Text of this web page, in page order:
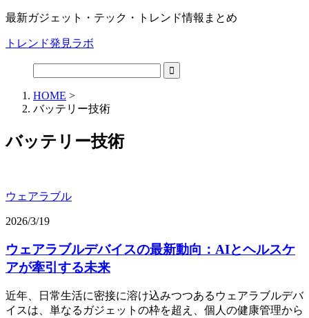
最新ガジェット・テック・トレンド情報まとめ
トレンド発見ラボ
HOME >
バッテリー技術
バッテリー技術
ウェアラブル
2026/3/19
ウェアラブルデバイスの最新動向：AIとヘルスケ
アが牽引する未来
近年、日常生活に密接に溶け込みつつあるウェアラブルデバ
イスは、単なるガジェットの枠を超え、個人の健康管理から